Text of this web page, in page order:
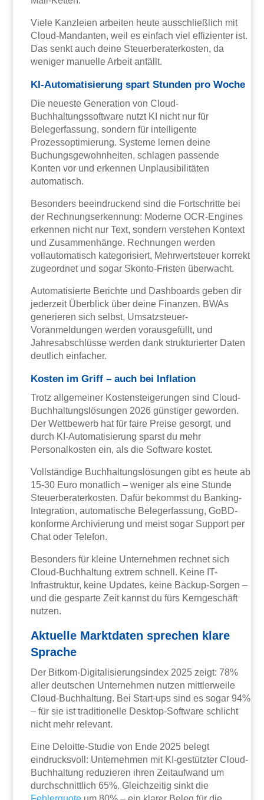
Viele Kanzleien arbeiten heute ausschließlich mit
Cloud-Mandanten, weil es einfach viel effizienter ist.
Das senkt auch deine Steuerberaterkosten, da
weniger manuelle Arbeit anfällt.
KI-Automatisierung spart Stunden pro Woche
Die neueste Generation von Cloud-
Buchhaltungssoftware nutzt KI nicht nur für
Belegerfassung, sondern für intelligente
Prozessoptimierung. Systeme lernen deine
Buchungsgewohnheiten, schlagen passende
Konten vor und erkennen Unplausibilitäten
automatisch.
Besonders beeindruckend sind die Fortschritte bei
der Rechnungserkennung: Moderne OCR-Engines
erkennen nicht nur Text, sondern verstehen Kontext
und Zusammenhänge. Rechnungen werden
vollautomatisch kategorisiert, Mehrwertsteuer korrekt
zugeordnet und sogar Skonto-Fristen überwacht.
Automatisierte Berichte und Dashboards geben dir
jederzeit Überblick über deine Finanzen. BWAs
generieren sich selbst, Umsatzsteuer-
Voranmeldungen werden vorausgefüllt, und
Jahresabschlüsse werden dank strukturierter Daten
deutlich einfacher.
Kosten im Griff – auch bei Inflation
Trotz allgemeiner Kostensteigerungen sind Cloud-
Buchhaltungslösungen 2026 günstiger geworden.
Der Wettbewerb hat für faire Preise gesorgt, und
durch KI-Automatisierung sparst du mehr
Personalkosten ein, als die Software kostet.
Vollständige Buchhaltungslösungen gibt es heute ab
15-30 Euro monatlich – weniger als eine Stunde
Steuerberaterkosten. Dafür bekommst du Banking-
Integration, automatische Belegerfassung, GoBD-
konforme Archivierung und meist sogar Support per
Chat oder Telefon.
Besonders für kleine Unternehmen rechnet sich
Cloud-Buchhaltung extrem schnell. Keine IT-
Infrastruktur, keine Updates, keine Backup-Sorgen –
und die gesparte Zeit kannst du fürs Kerngeschäft
nutzen.
Aktuelle Marktdaten sprechen klare
Sprache
Der Bitkom-Digitalisierungsindex 2025 zeigt: 78%
aller deutschen Unternehmen nutzen mittlerweile
Cloud-Buchhaltung. Bei Start-ups sind es sogar 94%
– für sie ist traditionelle Desktop-Software schlicht
nicht mehr relevant.
Eine Deloitte-Studie von Ende 2025 belegt
eindrucksvoll: Unternehmen mit KI-gestützter Cloud-
Buchhaltung reduzieren ihren Zeitaufwand um
durchschnittlich 65%. Gleichzeitig sinkt die